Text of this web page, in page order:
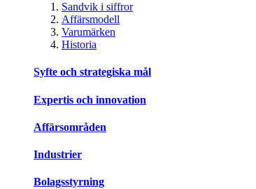
Sandvik i siffror
Affärsmodell
Varumärken
Historia
Syfte och strategiska mål
Expertis och innovation
Affärsområden
Industrier
Bolagsstyrning